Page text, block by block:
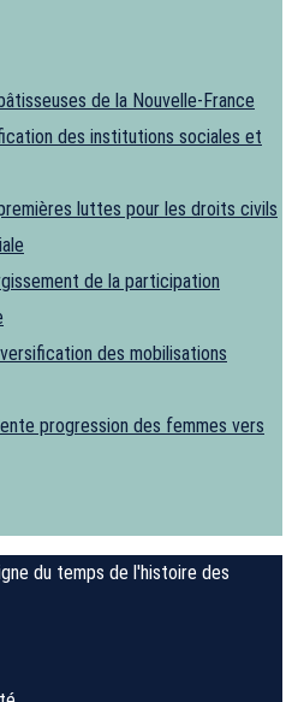
de la Nouvelle-France
des institutions sociales et
luttes pour les droits civils
de la participation
des mobilisations
progression des femmes vers
du temps de l'histoire des